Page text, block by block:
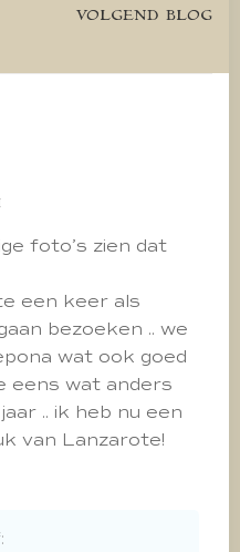
BerichtVOLGEND BLOG
foto’s zien dat
een keer als
bezoeken .. we
wat ook goed
eens wat anders
.. ik heb nu een
van Lanzarote!